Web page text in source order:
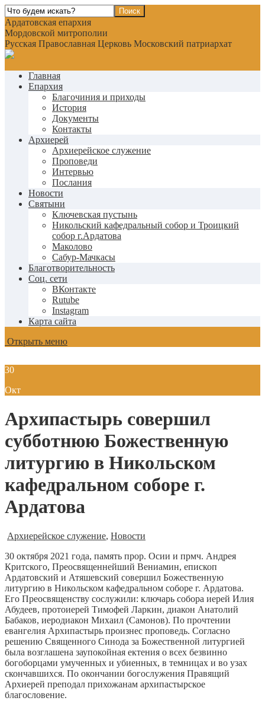
Ардатовская епархия
Мордовской митрополии
Русская Православная Церковь Московский патриархат
Главная
Епархия
Благочиния и приходы
История
Документы
Контакты
Архиерей
Архиерейское служение
Проповеди
Интервью
Послания
Новости
Святыни
Ключевская пустынь
Никольский кафедральный собор и Троицкий
собор г.Ардатова
Маколово
Сабур-Мачкасы
Благотворительность
Соц. сети
ВКонтакте
Rutube
Instagram
Карта сайта
Открыть меню
30
Окт
Архипастырь совершил
субботнюю Божественную
литургию в Никольском
кафедральном соборе г.
Ардатова
Архиерейское служение, Новости
30 октября 2021 года, память прор. Осии и прмч. Андрея
Критского, Преосвященнейший Вениамин, епископ
Ардатовский и Атяшевский совершил Божественную
литургию в Никольском кафедральном соборе г. Ардатова.
Его Преосвященству сослужили: ключарь собора иерей Илия
Абудеев, протоиерей Тимофей Ларкин, диакон Анатолий
Бабаков, иеродиакон Михаил (Самонов). По прочтении
евангелия Архипастырь произнес проповедь. Согласно
решению Священного Синода за Божественной литургией
была возглашена заупокойная ектения о всех безвинно
богоборцами умученных и убиенных, в темницах и во узах
скончавшихся. По окончании богослужения Правящий
Архиерей преподал прихожанам архипастырское
благословение.